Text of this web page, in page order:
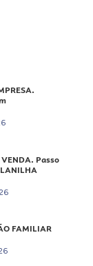
Passo
FAMILIAR